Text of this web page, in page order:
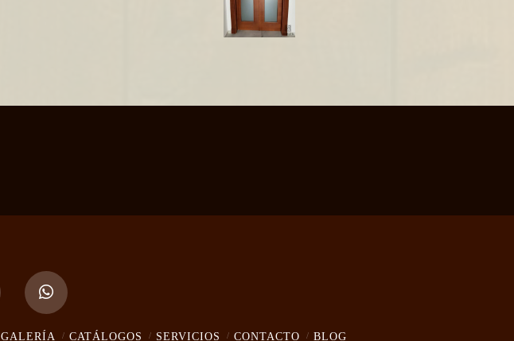
GALERÍA CATÁLOGOS SERVICIOS CONTACTO BLOG